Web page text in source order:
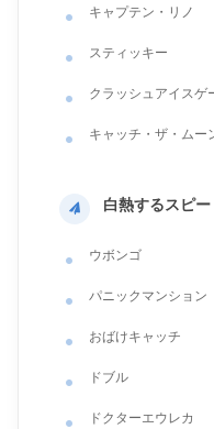
キャプテン・リノ
スティッキー
クラッシュアイスゲ
キャッチ・ザ・ムー
白熱するスピ
ウボンゴ
パニックマンション
おばけキャッチ
ドブル
ドクターエウレカ